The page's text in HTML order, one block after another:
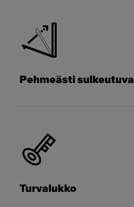
Pehmeästi sulkeutuva
Turvalukko